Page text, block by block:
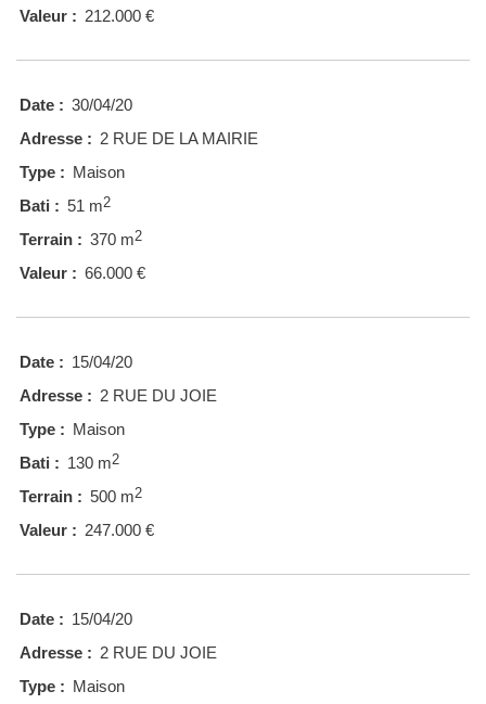
Valeur : 212.000 €
Date : 30/04/20
Adresse : 2 RUE DE LA MAIRIE
Type : Maison
Bati : 51 m2
Terrain : 370 m2
Valeur : 66.000 €
Date : 15/04/20
Adresse : 2 RUE DU JOIE
Type : Maison
Bati : 130 m2
Terrain : 500 m2
Valeur : 247.000 €
Date : 15/04/20
Adresse : 2 RUE DU JOIE
Type : Maison